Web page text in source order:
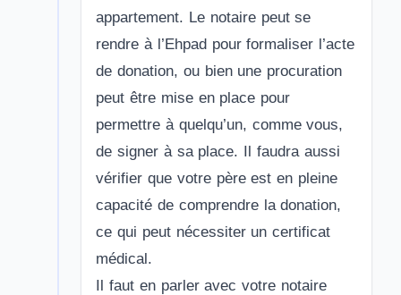
appartement. Le notaire peut se
rendre à l’Ehpad pour formaliser l’acte
de donation, ou bien une procuration
peut être mise en place pour
permettre à quelqu’un, comme vous,
de signer à sa place. Il faudra aussi
vérifier que votre père est en pleine
capacité de comprendre la donation,
ce qui peut nécessiter un certificat
médical.
Il faut en parler avec votre notaire